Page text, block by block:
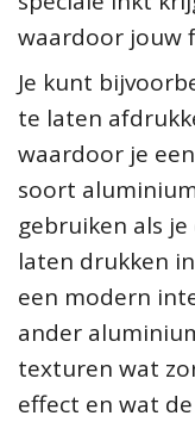
waardoor jouw
Je kunt
te laten
waardoor je
soort
gebruiken als
laten drukken
een modern
ander
texturen wat
effect en wat